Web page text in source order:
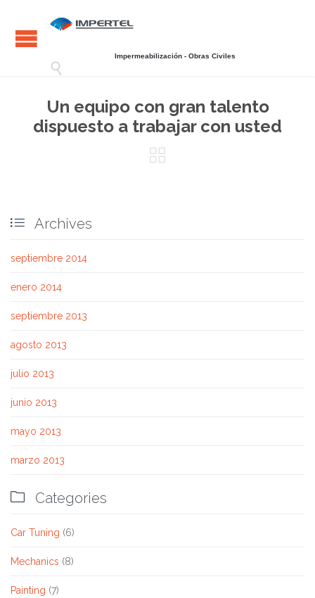
Impermeabilización - Obras Civiles

Un equipo con gran talento
dispuesto a trabajar con usted

 Archives
septiembre 2014
enero 2014
septiembre 2013
agosto 2013
julio 2013
junio 2013
mayo 2013
marzo 2013
 Categories
Car Tuning (6)
Mechanics (8)
Painting (7)